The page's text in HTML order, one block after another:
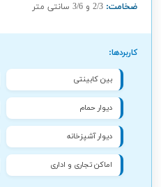
ضخامت: 2/3 و 3/6 سانتی متر
کاربردها:
بین کابینتی
دیوار حمام
دیوار آشپزخانه
اماکن تجاری و اداری